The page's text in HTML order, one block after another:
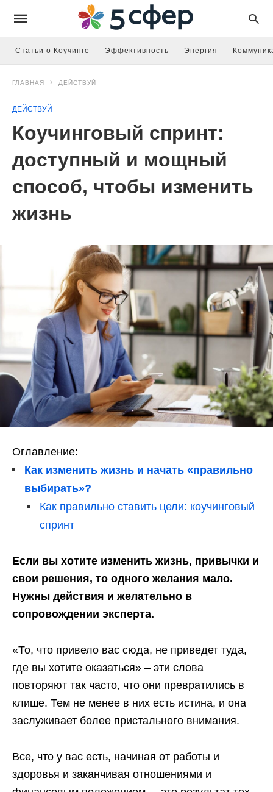
Статьи о Коучинге Эффективность Энергия
ГЛАВНАЯ ДЕЙСТВУЙ
ДЕЙСТВУЙ
Коучинговый спринт:
доступный и мощный
способ, чтобы изменить
жизнь
Оглавление:
Как изменить жизнь и начать «правильно
выбирать»?
Как правильно ставить цели: коучинговый
спринт
Если вы хотите изменить жизнь, привычки и
свои решения, то одного желания мало.
Нужны действия и желательно в
сопровождении эксперта.
«То, что привело вас сюда, не приведет туда,
где вы хотите оказаться» – эти слова
повторяют так часто, что они превратились в
клише. Тем не менее в них есть истина, и она
заслуживает более пристального внимания.
Все, что у вас есть, начиная от работы и
здоровья и заканчивая отношениями и